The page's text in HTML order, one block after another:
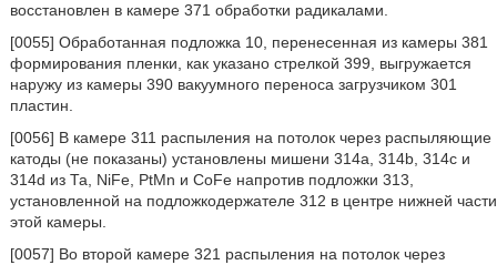
восстановлен в камере 371 обработки радикалами.
[0055] Обработанная подложка 10, перенесенная из камеры 381
формирования пленки, как указано стрелкой 399, выгружается
наружу из камеры 390 вакуумного переноса загрузчиком 301
пластин.
[0056] В камере 311 распыления на потолок через распыляющие
катоды (не показаны) установлены мишени 314a, 314b, 314c и
314d из Та, NiFe, PtMn и CoFe напротив подложки 313,
установленной на подложкодержателе 312 в центре нижней части
этой камеры.
[0057] Во второй камере 321 распыления на потолок через